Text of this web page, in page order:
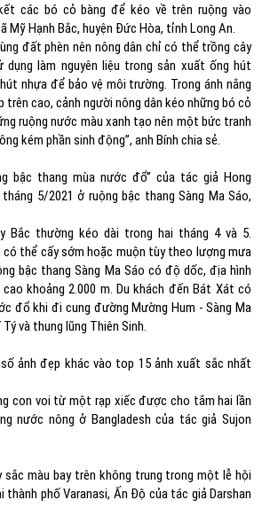
các bó cỏ bàng để kéo về trên ruộng vào
Mỹ Hạnh Bắc, huyện Đức Hòa, tỉnh Long An.
đất phèn nên nông dân chỉ có thể trồng cây
dụng làm nguyên liệu trong sản xuất ống hút
nhựa để bảo vệ môi trường. Trong ánh nắng
trên cao, cảnh người nông dân kéo những bó cỏ
ruộng nước màu xanh tạo nên một bức tranh
kém phần sinh động”, anh Bính chia sẻ.
bậc thang mùa nước đổ” của tác giả Hong
tháng 5/2021 ở ruộng bậc thang Sàng Ma Sáo,
Bắc thường kéo dài trong hai tháng 4 và 5.
có thể cấy sớm hoặc muộn tùy theo lượng mưa
bậc thang Sàng Ma Sáo có độ dốc, địa hình
khoảng 2.000 m. Du khách đến Bát Xát có
đổ khi đi cung đường Mường Hum - Sàng Ma
Tý và thung lũng Thiên Sinh.
ảnh đẹp khác vào top 15 ảnh xuất sắc nhất
con voi từ một rạp xiếc được cho tắm hai lần
nước nông ở Bangladesh của tác giả Sujon
sắc màu bay trên không trung trong một lễ hội
thành phố Varanasi, Ấn Độ của tác giả Darshan